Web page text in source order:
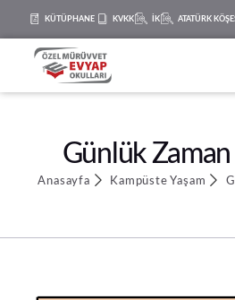
KÜTÜPHANE KVKK İK ATATÜRK
Günlük
Anasayfa Kampüste Yaşam